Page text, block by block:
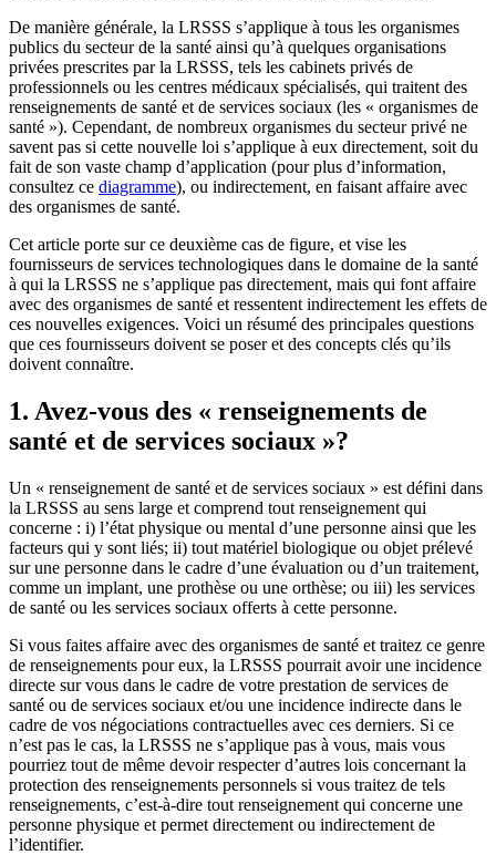
De manière générale, la LRSSS s’applique à tous les organismes
publics du secteur de la santé ainsi qu’à quelques organisations
privées prescrites par la LRSSS, tels les cabinets privés de
professionnels ou les centres médicaux spécialisés, qui traitent des
renseignements de santé et de services sociaux (les « organismes de
santé »). Cependant, de nombreux organismes du secteur privé ne
savent pas si cette nouvelle loi s’applique à eux directement, soit du
fait de son vaste champ d’application (pour plus d’information,
consultez ce diagramme), ou indirectement, en faisant affaire avec
des organismes de santé.
Cet article porte sur ce deuxième cas de figure, et vise les
fournisseurs de services technologiques dans le domaine de la santé
à qui la LRSSS ne s’applique pas directement, mais qui font affaire
avec des organismes de santé et ressentent indirectement les effets de
ces nouvelles exigences. Voici un résumé des principales questions
que ces fournisseurs doivent se poser et des concepts clés qu’ils
doivent connaître.
1. Avez-vous des « renseignements de
santé et de services sociaux »?
Un « renseignement de santé et de services sociaux » est défini dans
la LRSSS au sens large et comprend tout renseignement qui
concerne : i) l’état physique ou mental d’une personne ainsi que les
facteurs qui y sont liés; ii) tout matériel biologique ou objet prélevé
sur une personne dans le cadre d’une évaluation ou d’un traitement,
comme un implant, une prothèse ou une orthèse; ou iii) les services
de santé ou les services sociaux offerts à cette personne.
Si vous faites affaire avec des organismes de santé et traitez ce genre
de renseignements pour eux, la LRSSS pourrait avoir une incidence
directe sur vous dans le cadre de votre prestation de services de
santé ou de services sociaux et/ou une incidence indirecte dans le
cadre de vos négociations contractuelles avec ces derniers. Si ce
n’est pas le cas, la LRSSS ne s’applique pas à vous, mais vous
pourriez tout de même devoir respecter d’autres lois concernant la
protection des renseignements personnels si vous traitez de tels
renseignements, c’est-à-dire tout renseignement qui concerne une
personne physique et permet directement ou indirectement de
l’identifier.